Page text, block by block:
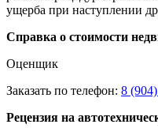
ущерба при наступлении
Справка о стоимости
Оценщик
Заказать по телефон: 8
Рецензия на